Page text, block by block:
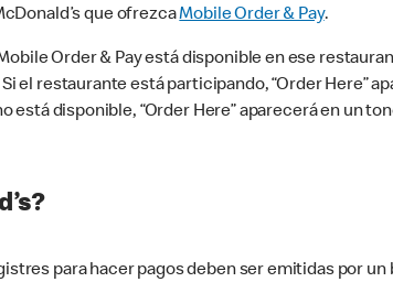
que ofrezcaMobile Order & Pay.
Order & Pay está disponible en ese
el restaurante está participando, “Order Here”
disponible, “Order Here” aparecerá en un
para hacer pagos deben ser emitidas por un